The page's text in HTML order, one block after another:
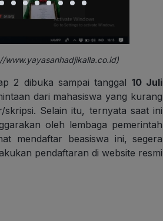
www.yayasanhadjikalla.co.id)
2 dibuka sampai tanggal 10 Juli
dari mahasiswa yang kurang
Selain itu, ternyata saat ini
oleh lembaga pemerintah
mendaftar beasiswa ini, segera
pendaftaran diwebsite resmi